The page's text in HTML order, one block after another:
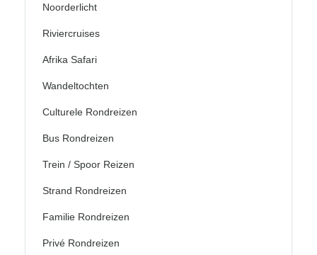
Noorderlicht
Riviercruises
Afrika Safari
Wandeltochten
Culturele Rondreizen
Bus Rondreizen
Trein / Spoor Reizen
Strand Rondreizen
Familie Rondreizen
Privé Rondreizen